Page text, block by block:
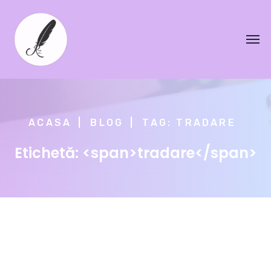
ACASA BLOG TAG: TRADARE
Etichetă: <span>tradare</span>